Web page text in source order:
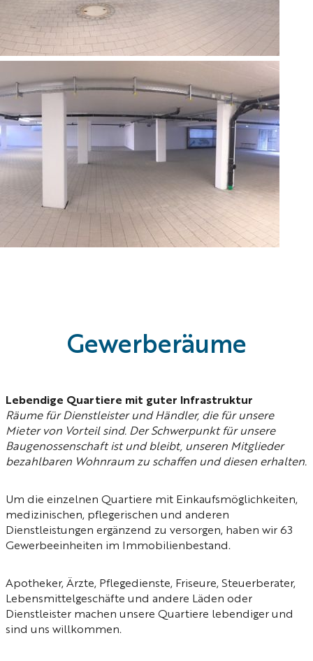
Gewerbe­räume
Lebendige Quartiere mit guter Infrastruktur
Räume für Dienstleister und Händler, die für unsere
Mieter von Vorteil sind. Der Schwerpunkt für unsere
Baugenossenschaft ist und bleibt, unseren Mitglieder
bezahlbaren Wohnraum zu schaffen und diesen erhalten.
Um die einzelnen Quartiere mit Einkaufsmöglichkeiten,
medizinischen, pflegerischen und anderen
Dienstleistungen ergänzend zu versorgen, haben wir 63
Gewerbe­einheiten im Immobilienbestand.
Apotheker, Ärzte, Pflegedienste, Friseure, Steuerberater,
Lebensmittelgeschäfte und andere Läden oder
Dienstleister machen unsere Quartiere lebendiger und
sind uns willkommen.